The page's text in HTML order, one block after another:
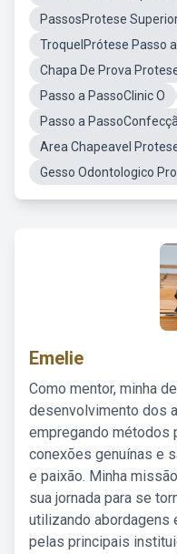
PassosProtese
TroquelPrótese Passo
Chapa De Prova
Passo a PassoClinic O
Passo a
Area Chapeavel
Gesso Odontologico
Emelie
Como mentor, minha
desenvolvimento dos
empregando métodos
conexões genuínas e
e paixão. Minha
sua jornada para se
utilizando abordagens
pelas principais